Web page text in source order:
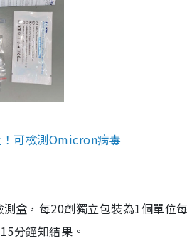
可檢測Omicron病毒
盒，每20劑獨立包裝為1個單位
分鐘知結果。